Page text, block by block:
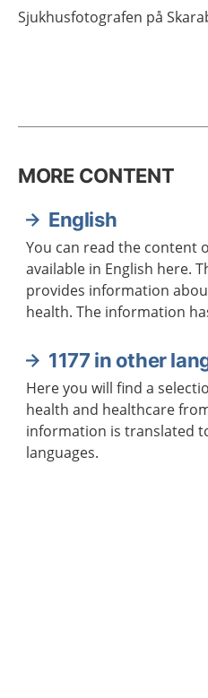
Sjukhusfotografen på
MORE CONTENT
English
You can read the content
available in English here.
provides information
health. The information
1177 in other
Here you will find a selection of information about
health and healthcare
information is translated
languages.